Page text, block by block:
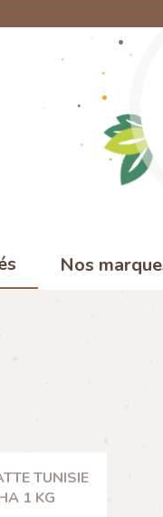
Nos
TUNISIE
1 KG